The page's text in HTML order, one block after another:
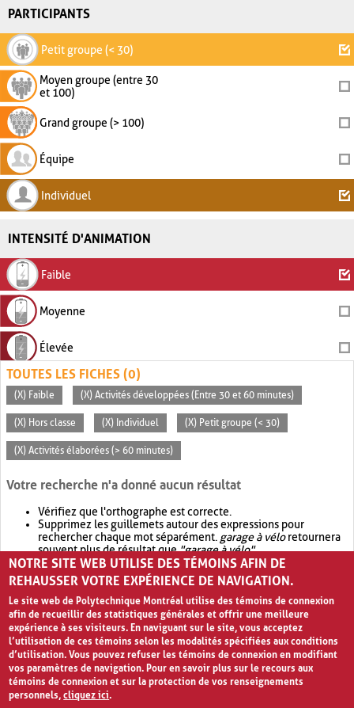
PARTICIPANTS
Petit groupe (< 30)
Moyen groupe (entre 30
et 100)
Grand groupe (> 100)
Équipe
Individuel
INTENSITÉ D'ANIMATION
Faible
Moyenne
Élevée
TOUTES LES FICHES (0)
(X) Faible (X) Activités développées (Entre 30 et 60 minutes)
(X) Hors classe (X) Individuel (X) Petit groupe (< 30)
(X) Activités élaborées (> 60 minutes)
Votre recherche n'a donné aucun résultat
Vérifiez que l'orthographe est correcte.
Supprimez les guillemets autour des expressions pour
rechercher chaque mot séparément. garage à véloretournera
souvent plus de résultat que"garage à vélo".
Envisagez d'élargir votre recherche avec OR.garage OR vélo
retournera souvent plus de résultat quegarage à vélo
NOTRE SITE WEB UTILISE DES TÉMOINS AFIN DE
REHAUSSER VOTRE EXPÉRIENCE DE NAVIGATION.
Le site web de Polytechnique Montréal utilise des témoins de connexion
afin de recueillir des statistiques générales et offrir une meilleure
expérience à ses visiteurs. En naviguant sur le site, vous acceptez
l’utilisation de ces témoins selon les modalités spécifiées aux conditions
d’utilisation. Vous pouvez refuser les témoins de connexion en modifiant
vos paramètres de navigation. Pour en savoir plus sur le recours aux
témoins de connexion et sur la protection de vos renseignements
personnels,cliquez ici.